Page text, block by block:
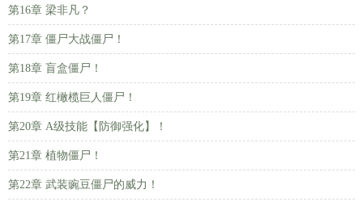
第16章 梁非凡？
第17章 僵尸大战僵尸！
第18章 盲盒僵尸！
第19章 红橄榄巨人僵尸！
第20章 A级技能【防御强化】！
第21章 植物僵尸！
第22章 武装豌豆僵尸的威力！